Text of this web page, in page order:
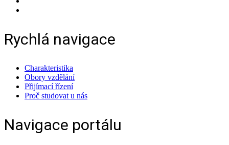
Rychlá navigace
Charakteristika
Obory vzdělání
Přijímací řízení
Proč studovat u nás
Navigace portálu